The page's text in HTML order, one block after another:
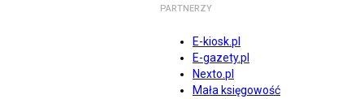
PARTNERZY
E-kiosk.pl
E-gazety.pl
Nexto.pl
Mała księgowość